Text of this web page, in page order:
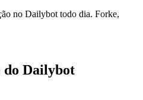
no Dailybot todo dia. Forke,
do Dailybot